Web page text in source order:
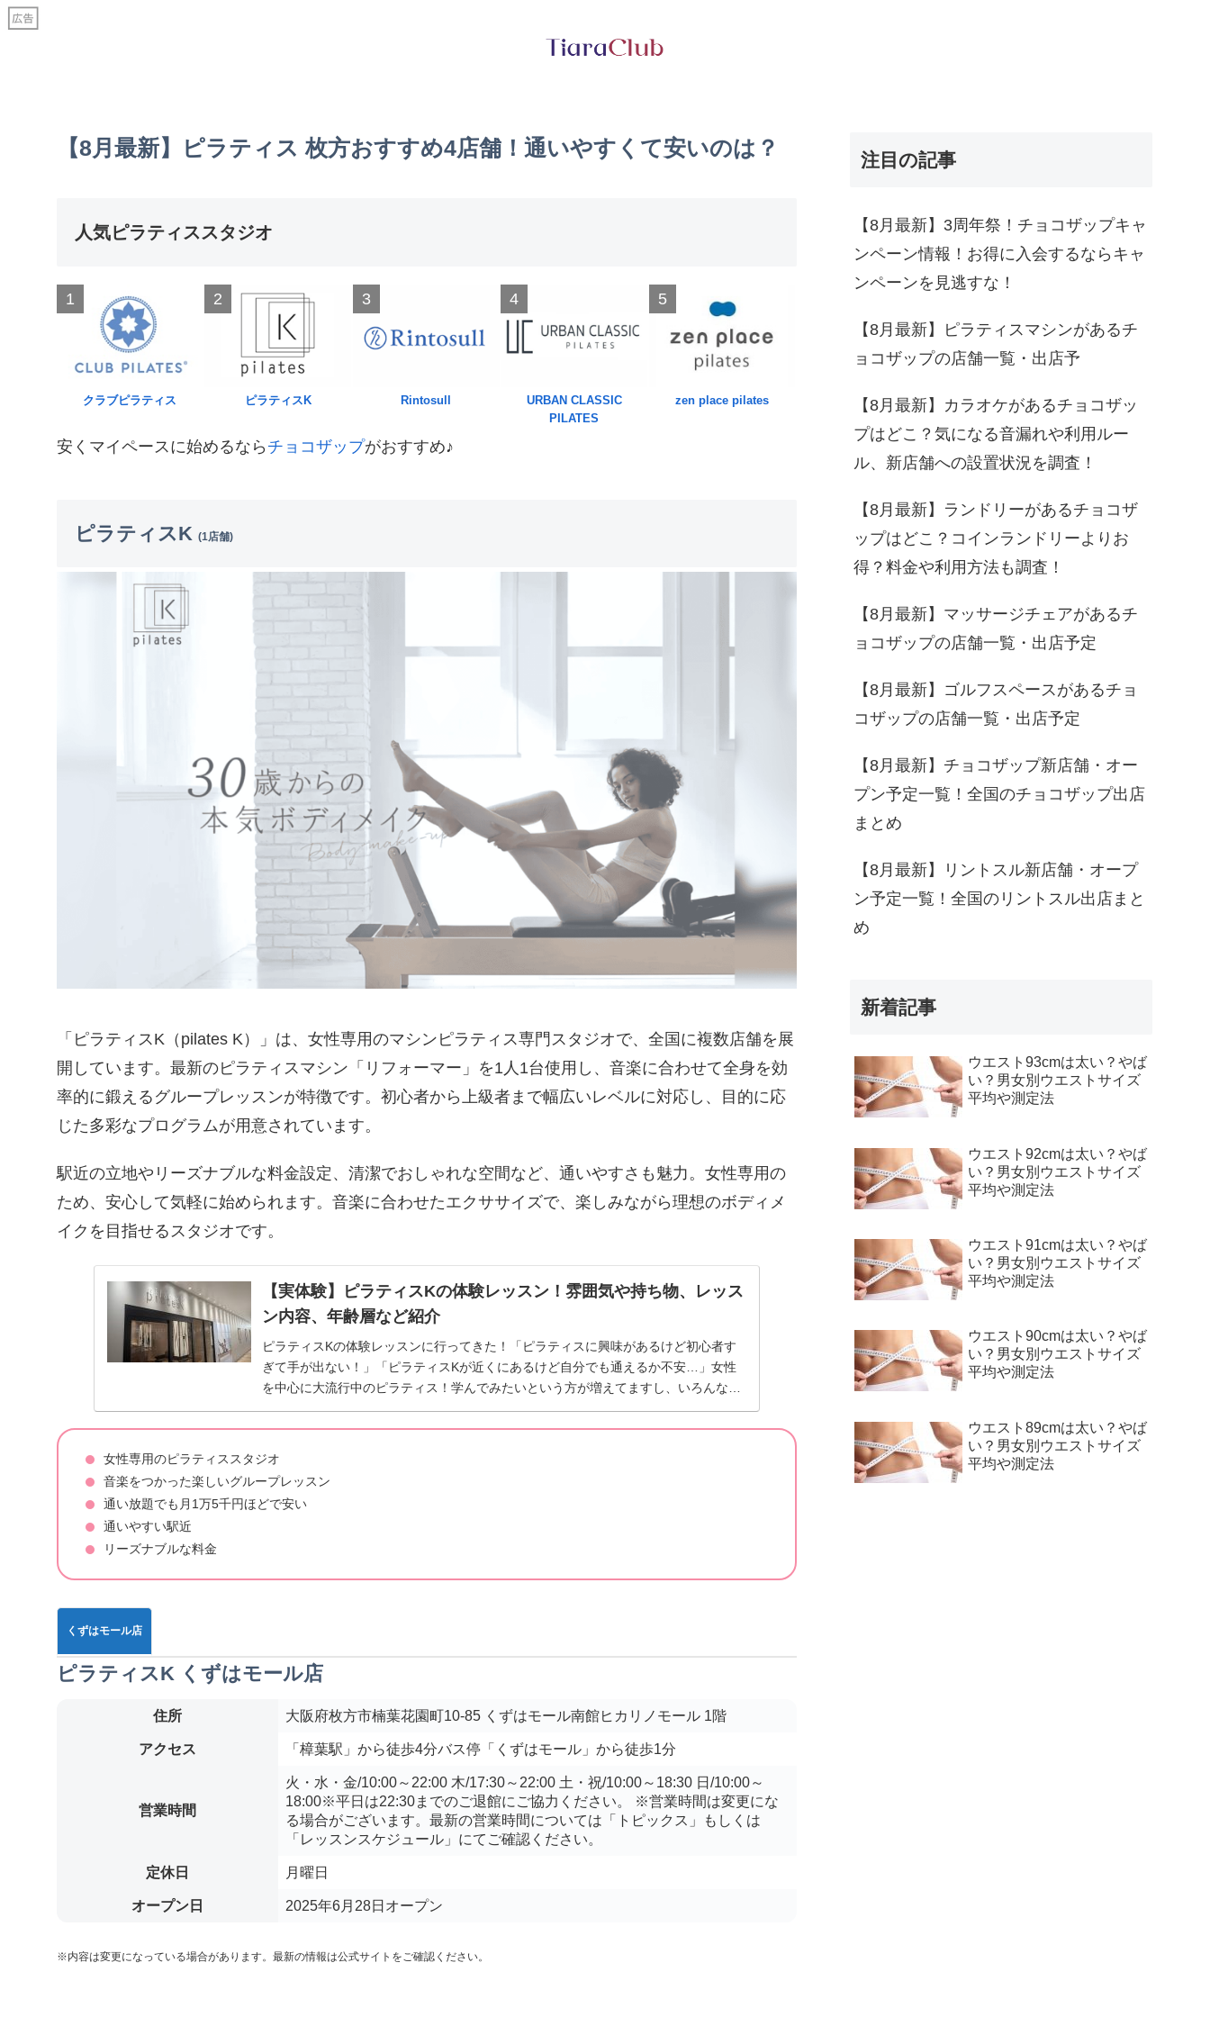
【8月最新】ピラティス 枚方おすすめ4店舗！通いやすくて安いのは？
人気ピラティススタジオ
1
クラブピラティス
2
ピラティスK
3
Rintosull
4
URBAN CLASSIC
PILATES
5
zen place pilates
安くマイペースに始めるなら チョコザップがおすすめ♪
ピラティスK (1店舗)
「ピラティスK（pilates K）」は、女性専用のマシンピラティス専門スタジオで、全国に複数店舗を展
開しています。最新のピラティスマシン「リフォーマー」を1人1台使用し、音楽に合わせて全身を効
率的に鍛えるグループレッスンが特徴です。初心者から上級者まで幅広いレベルに対応し、目的に応
じた多彩なプログラムが用意されています。
駅近の立地やリーズナブルな料金設定、清潔でおしゃれな空間など、通いやすさも魅力。女性専用の
ため、安心して気軽に始められます。音楽に合わせたエクササイズで、楽しみながら理想のボディメ
イクを目指せるスタジオです。
【実体験】ピラティスKの体験レッスン！雰囲気や持ち物、レッス
ン内容、年齢層など紹介
ピラティスKの体験レッスンに行ってきた！「ピラティスに興味があるけど初心者す
ぎて手が出ない！」「ピラティスKが近くにあるけど自分でも通えるか不安…」女性
を中心に大流行中のピラティス！学んでみたいという方が増えてますし、いろんなス
タジオがある...
女性専用のピラティススタジオ
音楽をつかった楽しいグループレッスン
通い放題でも月1万5千円ほどで安い
通いやすい駅近
リーズナブルな料金
くずはモール店
ピラティスK くずはモール店
住所 大阪府枚方市楠葉花園町10-85 くずはモール南館ヒカリノモール 1階
アクセス 「樟葉駅」から徒歩4分バス停「くずはモール」から徒歩1分
営業時間
火・水・金/10:00～22:00 木/17:30～22:00 土・祝/10:00～18:30 日/10:00～
18:00※平日は22:30までのご退館にご協力ください。 ※営業時間は変更にな
る場合がございます。最新の営業時間については「トピックス」もしくは
「レッスンスケジュール」にてご確認ください。
定休日 月曜日
オープン日 2025年6月28日オープン
※内容は変更になっている場合があります。最新の情報は公式サイトをご確認ください。
注目の記事
【8月最新】3周年祭！チョコザップキャ
ンペーン情報！お得に入会するならキャ
ンペーンを見逃すな！
【8月最新】ピラティスマシンがあるチ
ョコザップの店舗一覧・出店予
【8月最新】カラオケがあるチョコザッ
プはどこ？気になる音漏れや利用ルー
ル、新店舗への設置状況を調査！
【8月最新】ランドリーがあるチョコザ
ップはどこ？コインランドリーよりお
得？料金や利用方法も調査！
【8月最新】マッサージチェアがあるチ
ョコザップの店舗一覧・出店予定
【8月最新】ゴルフスペースがあるチョ
コザップの店舗一覧・出店予定
【8月最新】チョコザップ新店舗・オー
プン予定一覧！全国のチョコザップ出店
まとめ
【8月最新】リントスル新店舗・オープ
ン予定一覧！全国のリントスル出店まと
め
新着記事
ウエスト93cmは太い？やば
い？男女別ウエストサイズ
平均や測定法
ウエスト92cmは太い？やば
い？男女別ウエストサイズ
平均や測定法
ウエスト91cmは太い？やば
い？男女別ウエストサイズ
平均や測定法
ウエスト90cmは太い？やば
い？男女別ウエストサイズ
平均や測定法
ウエスト89cmは太い？やば
い？男女別ウエストサイズ
平均や測定法